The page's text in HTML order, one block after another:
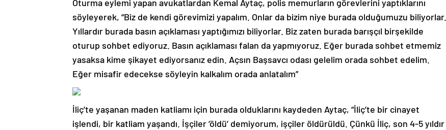
Oturma eylemi yapan avukatlardan Kemal Aytaç, polis memurların görevlerini yaptıklarını
söyleyerek, “Biz de kendi görevimizi yapalım. Onlar da bizim niye burada olduğumuzu biliyorlar.
Yıllardır burada basın açıklaması yaptığımızı biliyorlar. Biz zaten burada barışçıl birşekilde
oturup sohbet ediyoruz. Basın açıklaması falan da yapmıyoruz. Eğer burada sohbet etmemiz
yasaksa kime şikayet ediyorsanız edin. Açsın Başsavcı odası gelelim orada sohbet edelim.
Eğer misafir edecekse söyleyin kalkalım orada anlatalım”
İliç’te yaşanan maden katliamı için burada olduklarını kaydeden Aytaç, “İliç’te bir cinayet
işlendi, bir katliam yaşandı. İşçiler ‘öldü’ demiyorum, işçiler öldürüldü. Çünkü İliç, son 4-5 yıldır